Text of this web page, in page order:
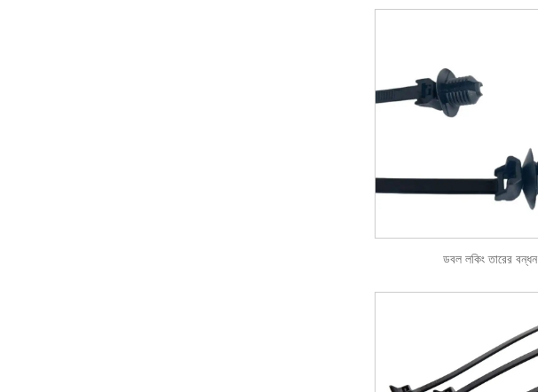
ডবল লকিং তারের বন্ধন